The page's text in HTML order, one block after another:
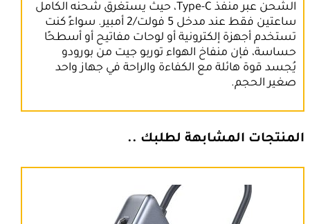
الشحن عبر منفذ Type-C، حيث يستغرق شحنه الكامل
ساعتين فقط عند مدخل 5 فولت/2 أمبير. سواءً كنت
تستخدم أجهزة إلكترونية أو لوحات مفاتيح أو أسطحًا
حساسة، فإن منفاخ الهواء توربو جيت من بورودو
يُجسد قوة هائلة مع الكفاءة والراحة في جهاز واحد
صغير الحجم.
المنتجات المشابهة لطلبك ..